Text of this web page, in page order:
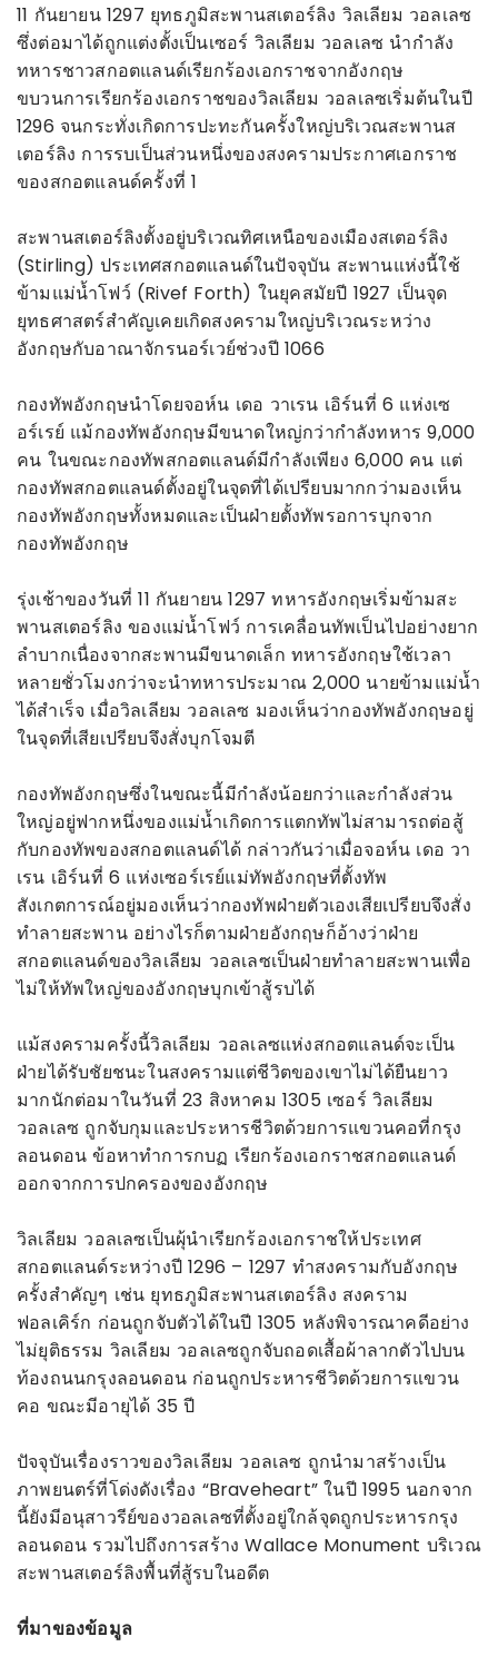
11 กันยายน 1297 ยุทธภูมิสะพานสเตอร์ลิง วิลเลียม วอลเลซ
ซึ่งต่อมาได้ถูกแต่งตั้งเป็นเซอร์ วิลเลียม วอลเลซ นำกำลัง
ทหารชาวสกอตแลนด์เรียกร้องเอกราชจากอังกฤษ
ขบวนการเรียกร้องเอกราชของวิลเลียม วอลเลซเริ่มต้นในปี
1296 จนกระทั่งเกิดการปะทะกันครั้งใหญ่บริเวณสะพานส
เตอร์ลิง การรบเป็นส่วนหนึ่งของสงครามประกาศเอกราช
ของสกอตแลนด์ครั้งที่ 1
สะพานสเตอร์ลิงตั้งอยู่บริเวณทิศเหนือของเมืองสเตอร์ลิง
(Stirling) ประเทศสกอตแลนด์ในปัจจุบัน สะพานแห่งนี้ใช้
ข้ามแม่น้ำโฟว์ (Rivef Forth) ในยุคสมัยปี 1927 เป็นจุด
ยุทธศาสตร์สำคัญเคยเกิดสงครามใหญ่บริเวณระหว่าง
อังกฤษกับอาณาจักรนอร์เวย์ช่วงปี 1066
กองทัพอังกฤษนำโดยจอห์น เดอ วาเรน เอิร์นที่ 6 แห่งเซ
อร์เรย์ แม้กองทัพอังกฤษมีขนาดใหญ่กว่ากำลังทหาร 9,000
คน ในขณะกองทัพสกอตแลนด์มีกำลังเพียง 6,000 คน แต่
กองทัพสกอตแลนด์ตั้งอยู่ในจุดที่ได้เปรียบมากกว่ามองเห็น
กองทัพอังกฤษทั้งหมดและเป็นฝ่ายตั้งทัพรอการบุกจาก
กองทัพอังกฤษ
รุ่งเช้าของวันที่ 11 กันยายน 1297 ทหารอังกฤษเริ่มข้ามสะ
พานสเตอร์ลิง ของแม่น้ำโฟว์ การเคลื่อนทัพเป็นไปอย่างยาก
ลำบากเนื่องจากสะพานมีขนาดเล็ก ทหารอังกฤษใช้เวลา
หลายชั่วโมงกว่าจะนำทหารประมาณ 2,000 นายข้ามแม่น้ำ
ได้สำเร็จ เมื่อวิลเลียม วอลเลซ มองเห็นว่ากองทัพอังกฤษอยู่
ในจุดที่เสียเปรียบจึงสั่งบุกโจมตี
กองทัพอังกฤษซึ่งในขณะนี้มีกำลังน้อยกว่าและกำลังส่วน
ใหญ่อยู่ฟากหนึ่งของแม่น้ำเกิดการแตกทัพไม่สามารถต่อสู้
กับกองทัพของสกอตแลนด์ได้ กล่าวกันว่าเมื่อจอห์น เดอ วา
เรน เอิร์นที่ 6 แห่งเซอร์เรย์แม่ทัพอังกฤษที่ตั้งทัพ
สังเกตการณ์อยู่มองเห็นว่ากองทัพฝ่ายตัวเองเสียเปรียบจึงสั่ง
ทำลายสะพาน อย่างไรก็ตามฝ่ายอังกฤษก็อ้างว่าฝ่าย
สกอตแลนด์ของวิลเลียม วอลเลซเป็นฝ่ายทำลายสะพานเพื่อ
ไม่ให้ทัพใหญ่ของอังกฤษบุกเข้าสู้รบได้
แม้สงครามครั้งนี้วิลเลียม วอลเลซแห่งสกอตแลนด์จะเป็น
ฝ่ายได้รับชัยชนะในสงครามแต่ชีวิตของเขาไม่ได้ยืนยาว
มากนักต่อมาในวันที่ 23 สิงหาคม 1305 เซอร์ วิลเลียม
วอลเลซ ถูกจับกุมและประหารชีวิตด้วยการแขวนคอที่กรุง
ลอนดอน ข้อหาทำการกบฏ เรียกร้องเอกราชสกอตแลนด์
ออกจากการปกครองของอังกฤษ
วิลเลียม วอลเลซเป็นผุ้นำเรียกร้องเอกราชให้ประเทศ
สกอตแลนด์ระหว่างปี 1296 – 1297 ทำสงครามกับอังกฤษ
ครั้งสำคัญๆ เช่น ยุทธภูมิสะพานสเตอร์ลิง สงคราม
ฟอลเคิร์ก ก่อนถูกจับตัวได้ในปี 1305 หลังพิจารณาคดีอย่าง
ไม่ยุติธรรม วิลเลียม วอลเลซถูกจับถอดเสื้อผ้าลากตัวไปบน
ท้องถนนกรุงลอนดอน ก่อนถูกประหารชีวิตด้วยการแขวน
คอ ขณะมีอายุได้ 35 ปี
ปัจจุบันเรื่องราวของวิลเลียม วอลเลซ ถูกนำมาสร้างเป็น
ภาพยนตร์ที่โด่งดังเรื่อง “Braveheart” ในปี 1995 นอกจาก
นี้ยังมีอนุสาวรีย์ของวอลเลซที่ตั้งอยู่ใกล้จุดถูกประหารกรุง
ลอนดอน รวมไปถึงการสร้าง Wallace Monument บริเวณ
สะพานสเตอร์ลิงพื้นที่สู้รบในอดีต
ที่มาของข้อมูล